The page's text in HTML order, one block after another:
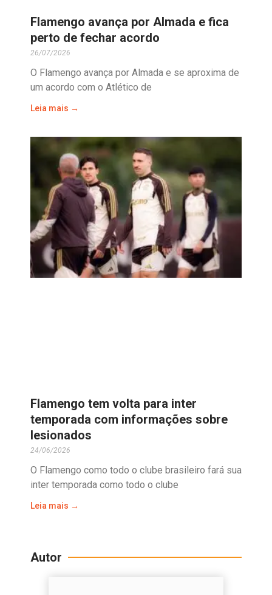
Flamengo avança por Almada e fica
perto de fechar acordo
26/07/2026
O Flamengo avança por Almada e se aproxima de
um acordo com o Atlético de
Leia mais →
Flamengo tem volta para inter
temporada com informações sobre
lesionados
24/06/2026
O Flamengo como todo o clube brasileiro fará sua
inter temporada como todo o clube
Leia mais →
Autor